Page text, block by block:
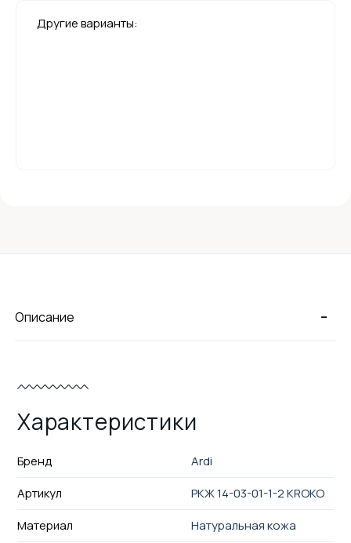
Другие варианты:
-
Описание
Характеристики
Бренд
Ardi
Артикул
РКЖ 14-03-01-1-2 KROKO
Материал
Натуральная кожа